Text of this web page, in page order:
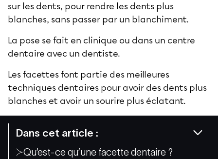
sur les dents, pour rendre les dents plus
blanches, sans passer par un blanchiment.
La pose se fait en clinique ou dans un centre
dentaire avec un dentiste.
Les facettes font partie des meilleures
techniques dentaires pour avoir des dents plus
blanches et avoir un sourire plus éclatant.
Dans cet article :
Qu’est-ce qu’une facette dentaire ?